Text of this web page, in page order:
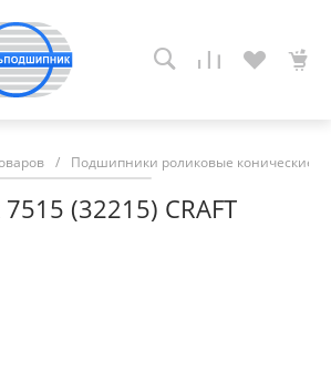
/ Подшипники роликовые конические
(32215) CRAFT